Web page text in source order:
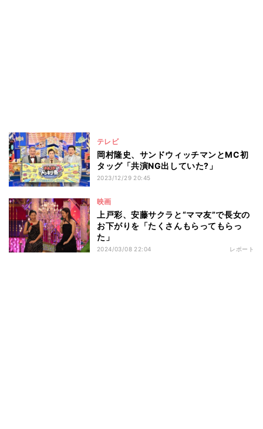
テレビ
岡村隆史、サンドウィッチマンとMC初
タッグ「共演NG出していた?」
2023/12/29 20:45
映画
上戸彩、安藤サクラと“ママ友”で長女の
お下がりを「たくさんもらってもらっ
た」
2024/03/08 22:04 レポート